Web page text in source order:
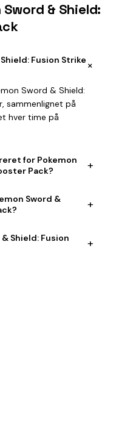
& Shield:
Fusion Strike+
Sword & Shield:
sammenlignet på
hver time på
for Pokemon
Pack?
+
Sword &
+
Shield: Fusion
+